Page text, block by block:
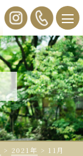
> 2021年 > 11月